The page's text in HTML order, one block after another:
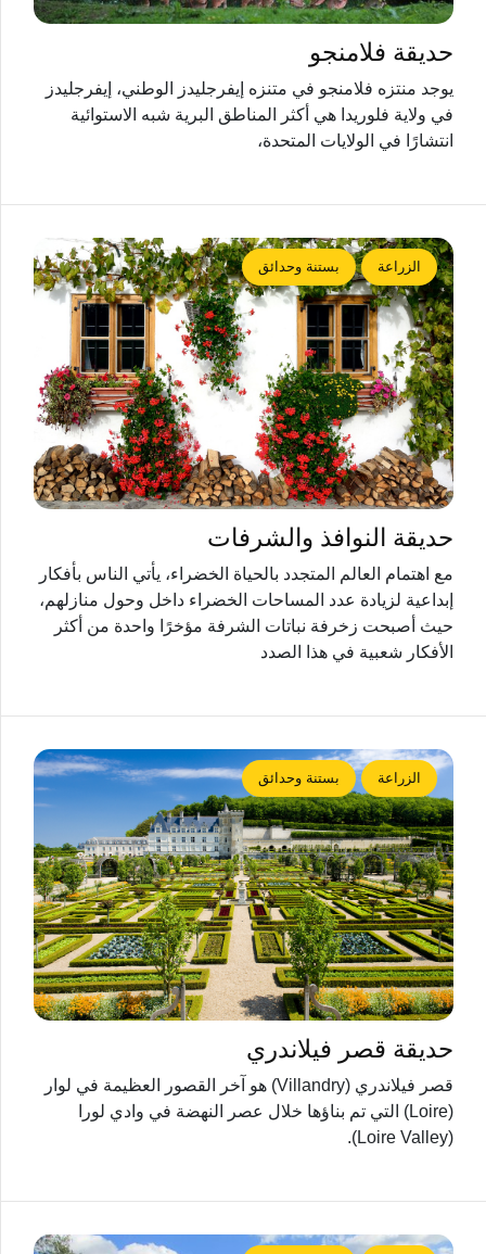
حديقة فلامنجو
يوجد منتزه فلامنجو في متنزه إيفرجليدز الوطني، إيفرجليدز
في ولاية فلوريدا هي أكثر المناطق البرية شبه الاستوائية
انتشارًا في الولايات المتحدة،
الزراعة بستنة وحدائق
حديقة النوافذ والشرفات
مع اهتمام العالم المتجدد بالحياة الخضراء، يأتي الناس بأفكار
إبداعية لزيادة عدد المساحات الخضراء داخل وحول منازلهم،
حيث أصبحت زخرفة نباتات الشرفة مؤخرًا واحدة من أكثر
الأفكار شعبية في هذا الصدد
الزراعة بستنة وحدائق
حديقة قصر فيلاندري
قصر فيلاندري (Villandry) هو آخر القصور العظيمة في لوار
(Loire) التي تم بناؤها خلال عصر النهضة في وادي لورا
(Loire Valley).